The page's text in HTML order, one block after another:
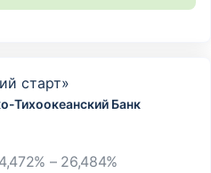
старт»
Тихоокеанский Банк
– 26,484%